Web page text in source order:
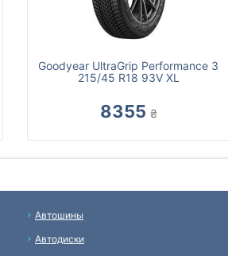
Goodyear UltraGrip Performance 3
215/45 R18 93V XL
8355 ₴
Автошины
Автодиски